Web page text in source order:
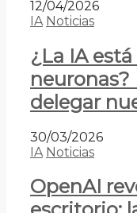
12/04/2026
IA Noticias
¿La IA
neuronas?
delegar
30/03/2026
IA Noticias
OpenAI